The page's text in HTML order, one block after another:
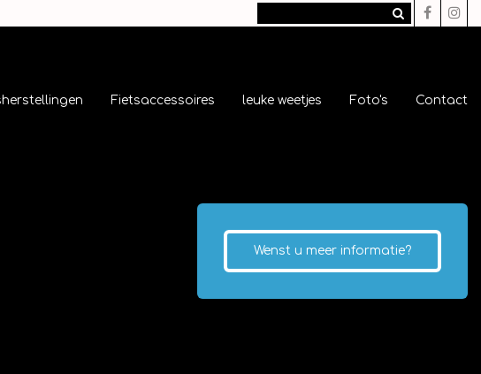
Fietsaccessoires leuke weetjes Foto's Contact
Wenst u meer informatie?